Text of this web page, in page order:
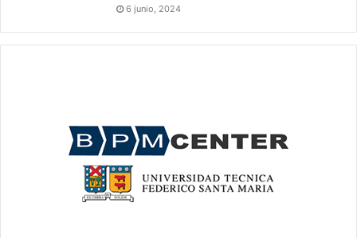
6 junio, 2024